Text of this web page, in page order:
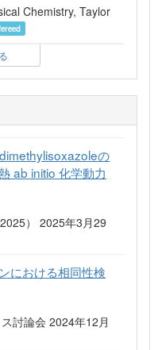
Chemistry, Taylor
の
ab initio 化学動力
） 2025年3月29
における相同性検
討論会 2024年12月